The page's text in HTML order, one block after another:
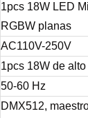
1pcs 18W LED
RGBW planas
AC110V-250V
1pcs 18W de
50-60 Hz
DMX512,